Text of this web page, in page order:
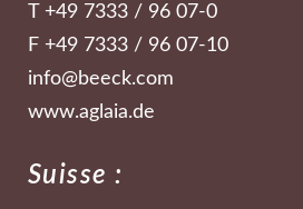
T +49 7333 / 96 07-0
F +49 7333 / 96 07-10
info@beeck.com
www.aglaia.de
Suisse :